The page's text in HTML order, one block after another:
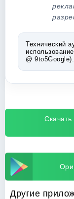
Технический
@ 9to5Google).
Другие